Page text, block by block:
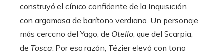
construyó el cínico confidente de la Inquisición
con argamasa de barítono verdiano. Un personaje
más cercano del Yago, de Otello, que del Scarpia,
de Tosca. Por esa razón, Tézier elevó con tono